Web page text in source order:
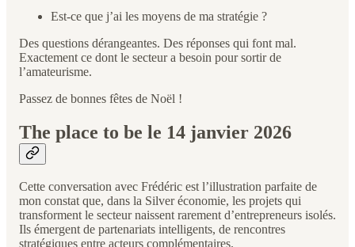
Est-ce que j’ai les moyens de ma stratégie ?
Des questions dérangeantes. Des réponses qui font mal.
Exactement ce dont le secteur a besoin pour sortir de
l’amateurisme.
Passez de bonnes fêtes de Noël !
The place to be le 14 janvier 2026
Cette conversation avec Frédéric est l’illustration parfaite de
mon constat que, dans la Silver économie, les projets qui
transforment le secteur naissent rarement d’entrepreneurs isolés.
Ils émergent de partenariats intelligents, de rencontres
stratégiques entre acteurs complémentaires.